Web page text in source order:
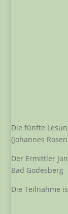
Die fünfte
(Johannes
Der Ermittler
Bad Godesberg
Die Teilnahme